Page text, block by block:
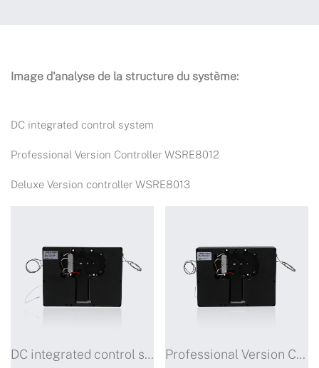
Image d'analyse de la structure du système:
DC integrated control system
Professional Version Controller WSRE8012
Deluxe Version controller WSRE8013
DC integrated control system Professional Version Controller WSRE8012